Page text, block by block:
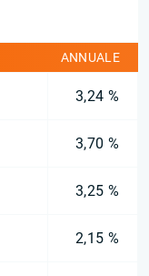
ANNUALE
3,24 %
3,70 %
3,25 %
2,15 %